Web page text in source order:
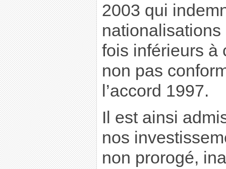
2003 qui
fois inférieurs à
non pas
l’accord 1997.
Il est ainsi
nos
non prorogé,